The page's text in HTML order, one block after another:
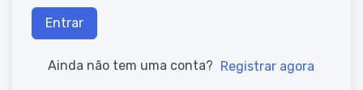
Entrar
Ainda não tem uma conta? Registrar agora